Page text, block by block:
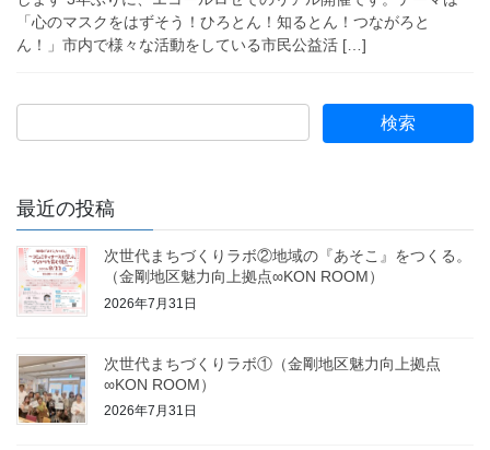
「心のマスクをはずそう！ひろとん！知るとん！つながろと
ん！」市内で様々な活動をしている市民公益活 […]
最近の投稿
次世代まちづくりラボ②地域の『あそこ』をつくる。
（金剛地区魅力向上拠点∞KON ROOM）
2026年7月31日
次世代まちづくりラボ①（金剛地区魅力向上拠点
∞KON ROOM）
2026年7月31日